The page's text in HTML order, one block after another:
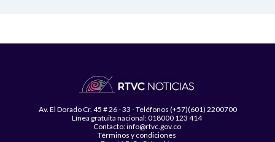
Av. El Dorado Cr. 45 # 26 - 33 - Teléfonos (+57)(601) 2200700
Línea gratuita nacional: 018000 123 414
Contacto: info@rtvc.gov.co
Términos y condiciones